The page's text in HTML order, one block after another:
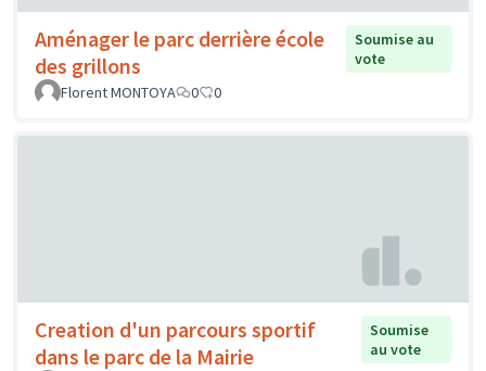
Aménager le parc derrière école
des grillons
Soumise au
vote
Florent MONTOYA
0 0
Creation d'un parcours sportif
dans le parc de la Mairie
Soumise
au vote